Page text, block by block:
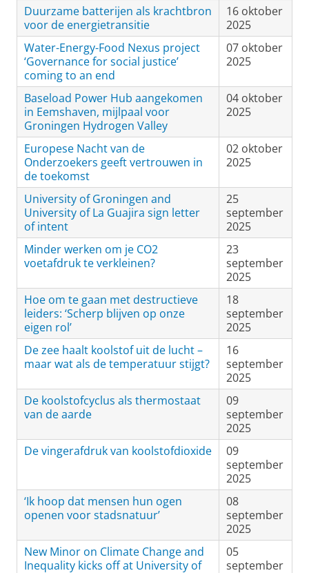
Duurzame batterijen als krachtbron
voor de energietransitie
16 oktober
2025
Water-Energy-Food Nexus project
‘Governance for social justice’
coming to an end
07 oktober
2025
Baseload Power Hub aangekomen
in Eemshaven, mijlpaal voor
Groningen Hydrogen Valley
04 oktober
2025
Europese Nacht van de
Onderzoekers geeft vertrouwen in
de toekomst
02 oktober
2025
University of Groningen and
University of La Guajira sign letter
of intent
25
september
2025
Minder werken om je CO2
voetafdruk te verkleinen?
23
september
2025
Hoe om te gaan met destructieve
leiders: ‘Scherp blijven op onze
eigen rol’
18
september
2025
De zee haalt koolstof uit de lucht –
maar wat als de temperatuur stijgt?
16
september
2025
De koolstofcyclus als thermostaat
van de aarde
09
september
2025
De vingerafdruk van koolstofdioxide
09
september
2025
‘Ik hoop dat mensen hun ogen
openen voor stadsnatuur’
08
september
2025
New Minor on Climate Change and
Inequality kicks off at University of
05
september